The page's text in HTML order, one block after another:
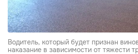
Водитель, который будет признан
наказание в зависимости от тяжести